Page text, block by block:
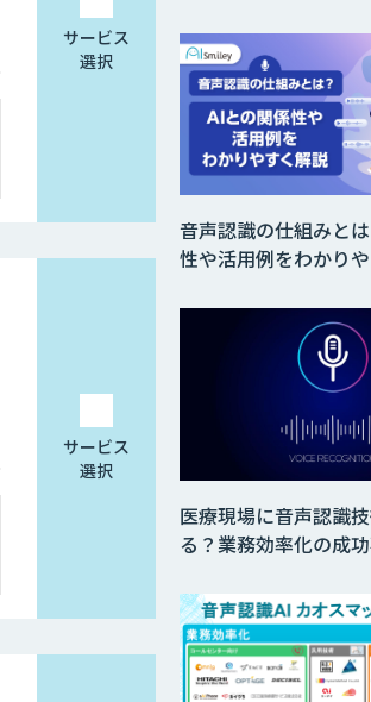
サービス
選択
サービス
選択
音声認識の仕組みと
性や活用例をわかり
医療現場に音声認識
る？業務効率化の成